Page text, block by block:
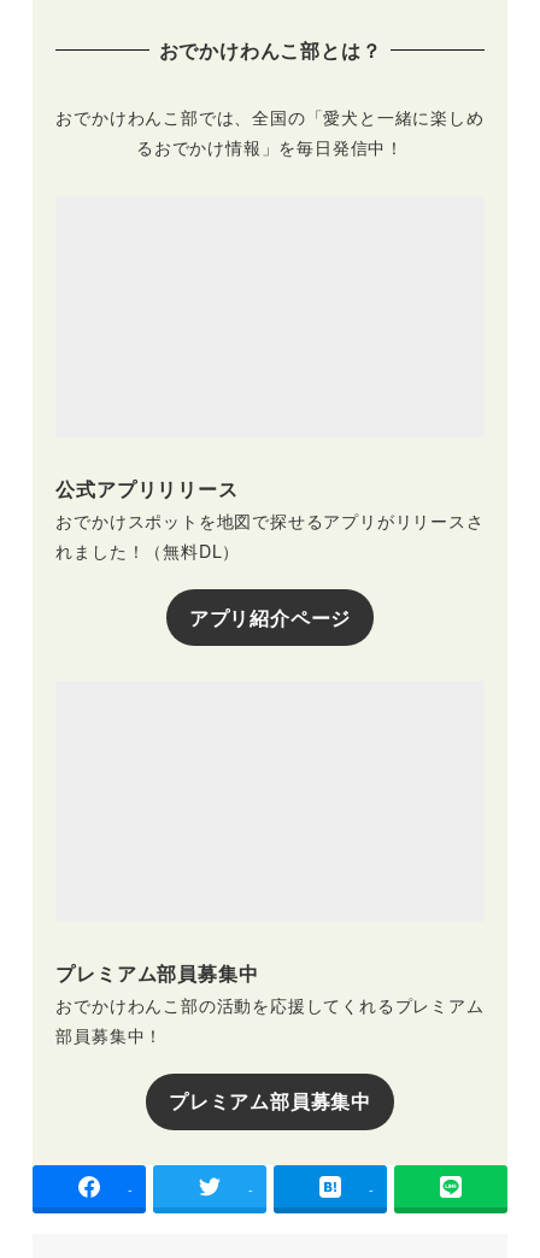
展示場）ホールD）
で開催中！
おでかけわんこ部とは？
おでかけわんこ部では、全国の「愛犬と一緒に楽しめ
るおでかけ情報」を毎日発信中！
公式アプリリリース
おでかけスポットを地図で探せるアプリがリリースさ
れました！（無料DL）
アプリ紹介ページ
プレミアム部員募集中
おでかけわんこ部の活動を応援してくれるプレミアム
部員募集中！
プレミアム部員募集中
- - -